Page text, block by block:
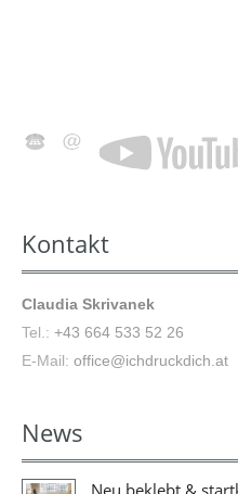
Kontakt
Claudia Skrivanek
Tel.: +43 664 533 52 26
E-Mail: office@ichdruckdich.at
News
Neu beklebt &